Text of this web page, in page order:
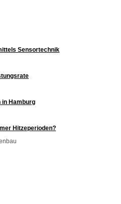
Sensortechnik
in Hamburg
Hitzeperioden?